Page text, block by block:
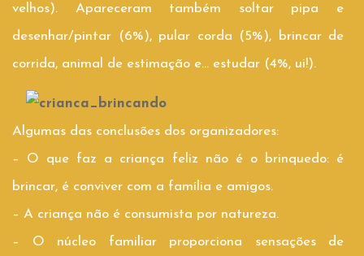
velhos). Apareceram também soltar pipa e
desenhar/pintar (6%), pular corda (5%), brincar de
corrida, animal de estimação e… estudar (4%, ui!).
Algumas das conclusões dos organizadores:
– O que faz a criança feliz não é o brinquedo: é
brincar, é conviver com a família e amigos.
– A criança não é consumista por natureza.
– O núcleo familiar proporciona sensações de